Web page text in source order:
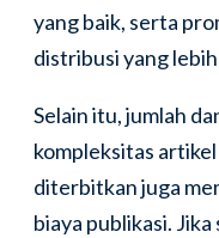
yang baik, serta
distribusi yang lebih
Selain itu, jumlah
kompleksitas
diterbitkan juga
biaya publikasi. Jika